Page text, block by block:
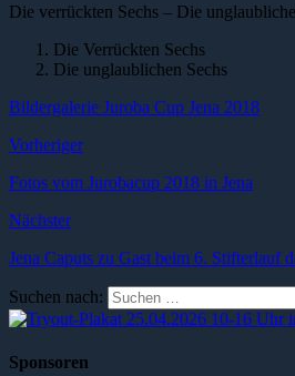
Die verrückten Sechs – Die
Die Verrückten Sechs
Die unglaublichen
Bildergalerie Juroba Cup Jena 2018
Vorheriger
Fotos vom Jurobacup 2018 in Jena
Nächster
Jena Caputs zu Gast beim 6. Stifterlauf
Suchen nach:
Sponsoren